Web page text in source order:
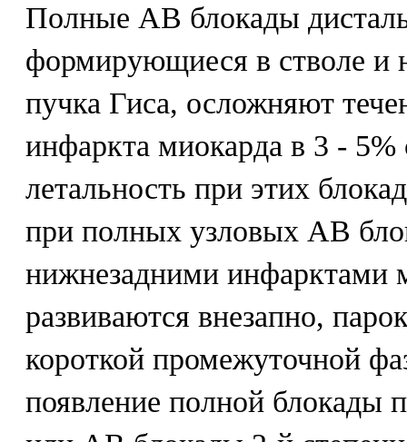
Полные АВ блокады
формирующиеся в стволе и
пучка Гиса, осложняют
инфаркта миокарда в 3 - 5%
летальность при этих
при полных узловых АВ
нижнезадними инфарктами
развиваются внезапно,
короткой промежуточной
появление полной блокады